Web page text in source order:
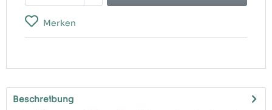
Merken
Beschreibung